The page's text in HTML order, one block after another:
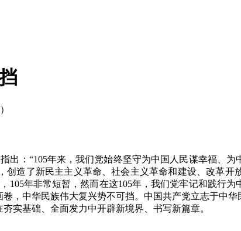
：“105年来，我们党始终坚守为中国人民谋幸福、为
造了新民主主义革命、社会主义革命和建设、改革
105年非常短暂，然而在这105年，我们党牢记和践行
，中华民族伟大复兴势不可挡。中国共产党立志于中
实基础、全面发力中开辟新境界、书写新篇章。